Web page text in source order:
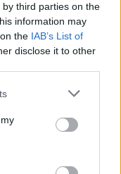
third parties on the
information may
the IAB’s List of
disclose it to other
or more Google
You may click to
third-party tags to
in below Google